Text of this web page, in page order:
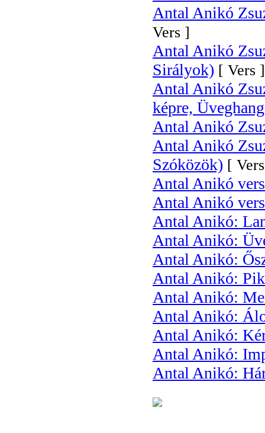
Antal Anikó
Vers ]
Antal Anikó
Sirályok) [ Vers ]
Antal Anikó
képre,
Antal Anikó
Antal Anikó
Szóközök) [
Antal Anikó
Antal Anikó
Antal Anikó:
Antal Anikó:
Antal Anikó:
Antal Anikó:
Antal Anikó:
Antal Anikó:
Antal Anikó:
Antal Anikó:
Antal Anikó: